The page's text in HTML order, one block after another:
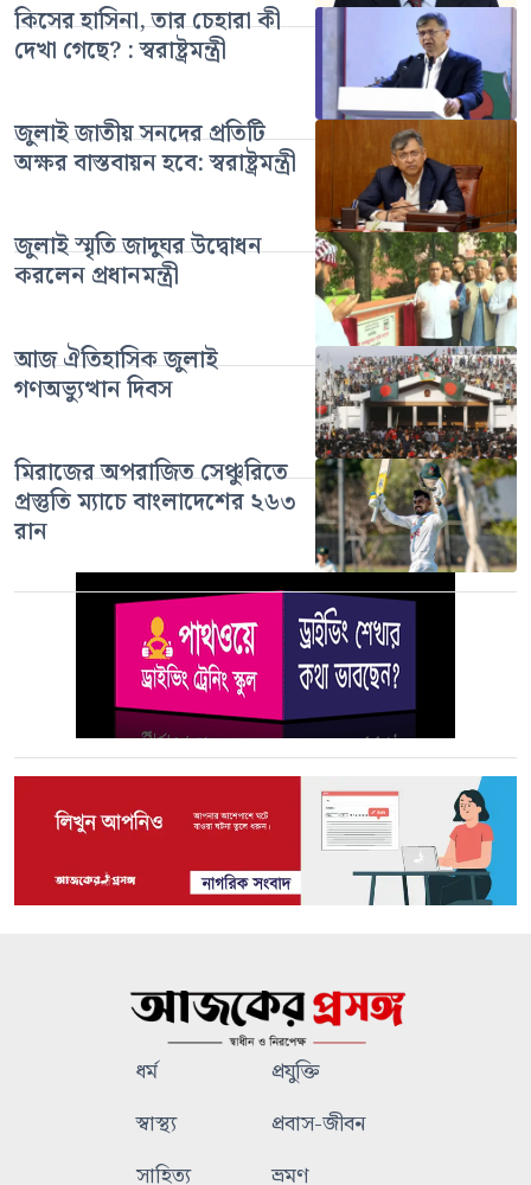
কিসের হাসিনা, তার চেহারা কী
দেখা গেছে? : স্বরাষ্ট্রমন্ত্রী
জুলাই জাতীয় সনদের প্রতিটি
অক্ষর বাস্তবায়ন হবে: স্বরাষ্ট্রমন্ত্রী
জুলাই স্মৃতি জাদুঘর উদ্বোধন
করলেন প্রধানমন্ত্রী
আজ ঐতিহাসিক জুলাই
গণঅভ্যুত্থান দিবস
মিরাজের অপরাজিত সেঞ্চুরিতে
প্রস্তুতি ম্যাচে বাংলাদেশের ২৬৩
রান
ধর্ম
প্রযুক্তি
স্বাস্থ্য
প্রবাস-জীবন
সাহিত্য
ভ্রমণ